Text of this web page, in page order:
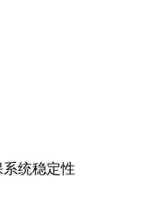
统稳定性